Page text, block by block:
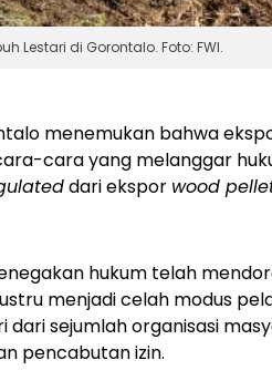
Lestari di Gorontalo. Foto: FWI.
menemukan bahwa
cara yang melanggar
dari ekspor wood
hukum telah
menjadi celah modus
sejumlah organisasi
pencabutan izin.